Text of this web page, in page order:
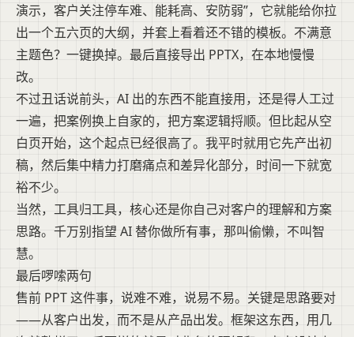
演示，客户关注停车难、能耗高、安防弱”，它就能给你拉
出一个五六页的大纲，并套上看着还不错的模板。不满意
主题色？一键换掉。最后直接导出 PPTX，在本地慢慢
改。
不过丑话说前头，AI 出的东西不能直接用，还是得人工过
一遍，把案例换上自家的，把方案逻辑捋顺。但比起从空
白页开始，这个起点已经很高了。我平时就用它先产出初
稿，然后集中精力打磨痛点和差异化部分，时间一下就宽
裕不少。
当然，工具归工具，核心还是你自己对客户的理解和方案
思路。千万别指望 AI 替你做所有事，那叫偷懒，不叫智
慧。
最后啰嗦两句
售前 PPT 这件事，说难不难，说易不易。关键是思路要对
——从客户出发，而不是从产品出发。框架这东西，用几